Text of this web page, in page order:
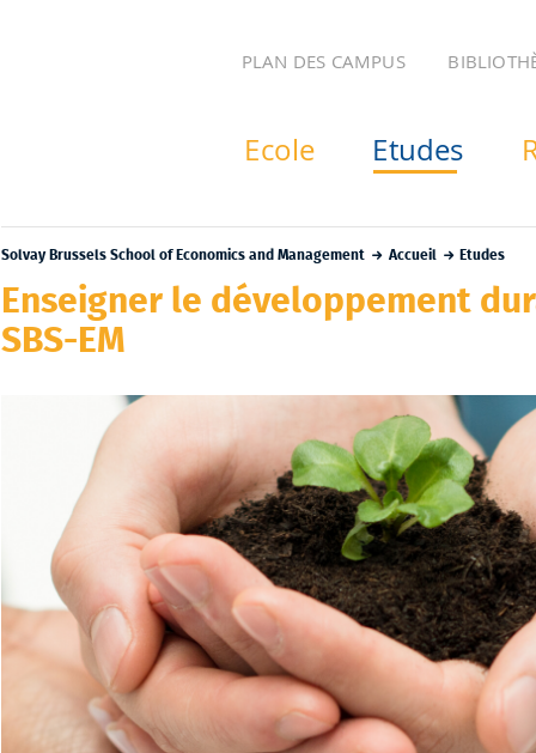
PLAN DES CAMPUS
Ecole Etudes
Solvay Brussels School of Economics and Management Accueil Etudes
Enseigner le développement
SBS-EM